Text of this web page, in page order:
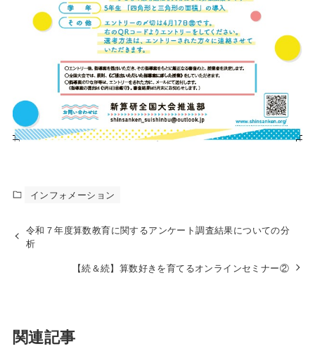
インフォメーション
令和７年度算数教育に関するアンケート調査結果についての分
析
【続＆続】算数好きを育てるオンラインセミナー②
関連記事